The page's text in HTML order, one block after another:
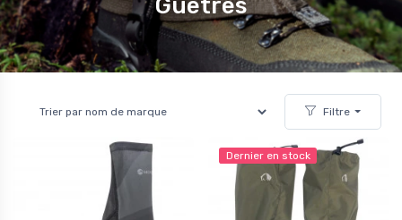
Filtre
Dernier en stock